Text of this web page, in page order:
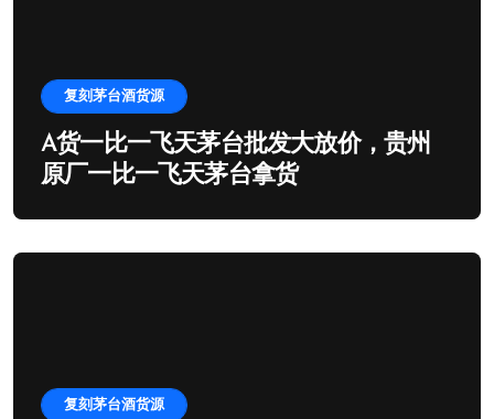
复刻茅台酒货源
A货一比一飞天茅台批发大放价，贵州
原厂一比一飞天茅台拿货
复刻茅台酒货源